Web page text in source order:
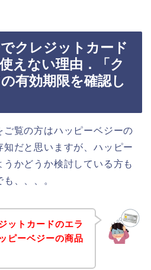
クレジットカード
えない理由．「ク
有効期限を確認し
覧の方はハッピーベジーの
だと思いますが、ハッピー
かどうか検討している方も
、、、。
ットカードのエラ
ピーベジーの商品